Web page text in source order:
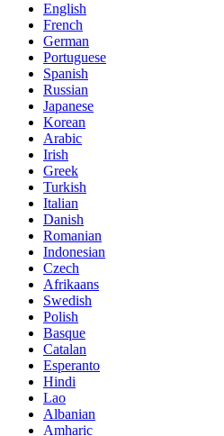
English
French
German
Portuguese
Spanish
Russian
Japanese
Korean
Arabic
Irish
Greek
Turkish
Italian
Danish
Romanian
Indonesian
Czech
Afrikaans
Swedish
Polish
Basque
Catalan
Esperanto
Hindi
Lao
Albanian
Amharic